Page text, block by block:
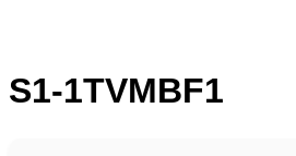
S1-1TVMBF1